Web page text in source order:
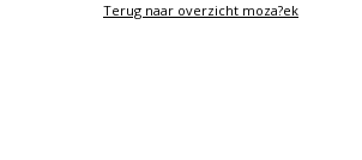
Terug naar overzicht moza?ek